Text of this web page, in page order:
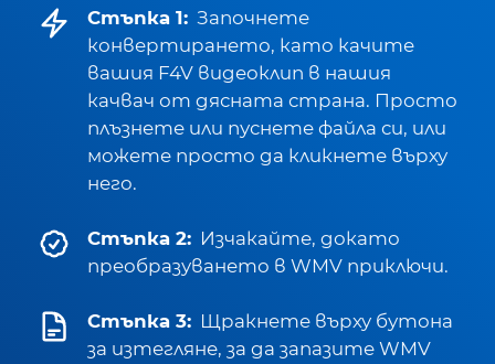
Стъпка 1: Започнете
конвертирането, като качите
вашия F4V видеоклип в нашия
качвач от дясната страна. Просто
плъзнете или пуснете файла си, или
можете просто да кликнете върху
него.
Стъпка 2: Изчакайте, докато
преобразуването в WMV приключи.
Стъпка 3: Щракнете върху бутона
за изтегляне, за да запазите WMV